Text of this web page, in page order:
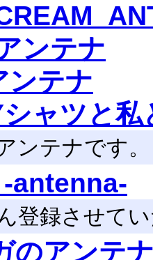
ンテナ
ンテナ
ャツと
ンテナです。
登録させて
のアンテ